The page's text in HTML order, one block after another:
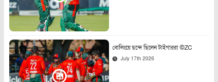
বোলিংয়ে ছন্দে ছিলেন টাইগাররা ©ZC
July 17th 2026